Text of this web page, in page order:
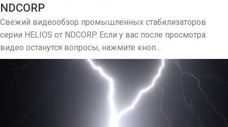
ГАБАРИТЫ,
ШХГХВ, ММ
ВЕС, КГ 42
Для дома
ШХГХВ, ММ
ВЕС, КГ
ПРИМЕНЕНИЕ
NDCORP
Свежий видеообзор промышленных стабилизаторов
серии HELIOS от NDCORP. Если у вас после просмотра
видео останутся вопросы, нажмите кноп...